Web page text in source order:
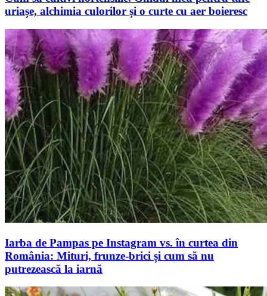
uriașe, alchimia culorilor și o curte cu aer boieresc
Iarba de Pampas pe Instagram vs. în curtea din
România: Mituri, frunze-brici și cum să nu
putrezească la iarnă